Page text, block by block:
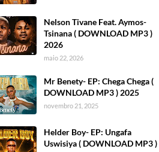
Nelson Tivane Feat. Aymos-
Tsinana ( DOWNLOAD MP3 )
2026
maio 22, 2026
Mr Benety- EP: Chega Chega (
DOWNLOAD MP3 ) 2025
novembro 21, 2025
Helder Boy- EP: Ungafa
Uswisiya ( DOWNLOAD MP3 )